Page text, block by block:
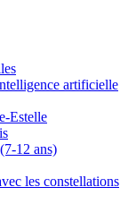
artificielle
Estelle
12 ans)
les constellations